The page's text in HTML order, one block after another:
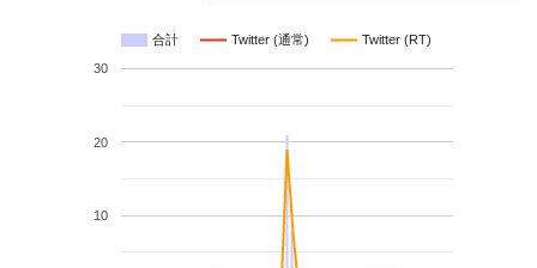
合計 Twitter (通常) Twitter (RT)
10
20
30